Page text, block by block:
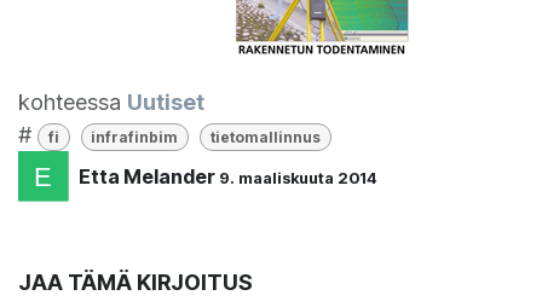
kohteessa Uutiset
#
fi infrafinbim tietomallinnus
Etta Melander 9. maaliskuuta 2014
JAA TÄMÄ KIRJOITUS